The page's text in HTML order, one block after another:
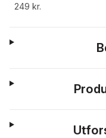
249 kr.